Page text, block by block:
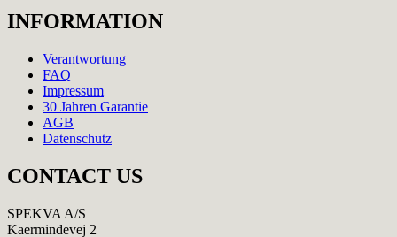
INFORMATION
Verantwortung
FAQ
Impressum
30 Jahren Garantie
AGB
Datenschutz
CONTACT US
SPEKVA A/S
Kaermindevej 2